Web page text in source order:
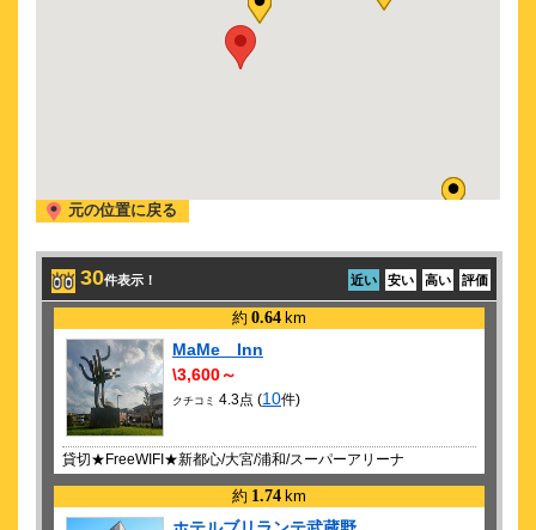
元の位置に戻る
30件表示！ 近い 安い 高い 評価
約 0.64 km
MaMe Inn
\3,600～
クチコミ 4.3点 (10件)
貸切★FreeWIFI★新都心/大宮/浦和/スーパーアリーナ
約 1.74 km